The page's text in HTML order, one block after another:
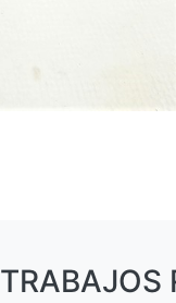
TRABAJOS